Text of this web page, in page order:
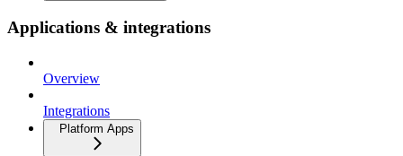
Applications & integrations
Overview
Integrations
Platform Apps